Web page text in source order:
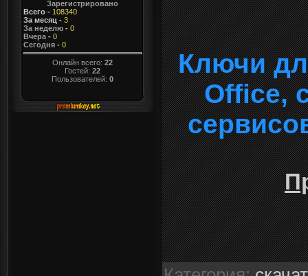
Зарегистрировано
Всего- 108340
За месяц - 3
За неделю- 0
Вчера- 0
Сегодня- 0
Онлайн всего: 22
Гостей: 22
Пользователей: 0
Ключи
Office,